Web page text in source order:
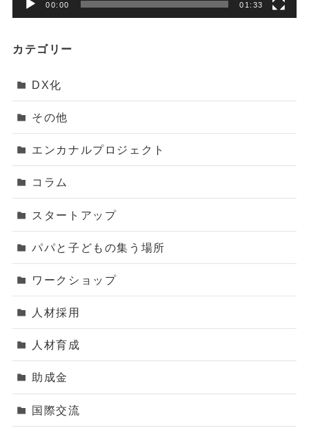
00:00 01:33
カテゴリー
DX化
その他
エンカナルプロジェクト
コラム
スタートアップ
パパと子どもの集う場所
ワークショップ
人材採用
人材育成
助成金
国際交流